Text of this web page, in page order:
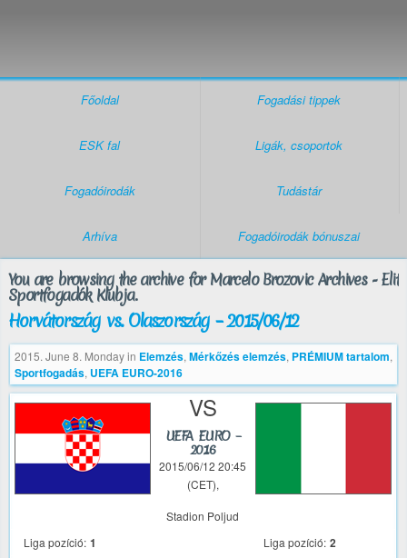
Főoldal Fogadási tippek
ESK fal Ligák, csoportok
Fogadóirodák Tudástár
Arhíva Fogadóirodák bónuszai
You are browsing the archive for Marcelo Brozovic Archives - Elit
Sportfogadók Klubja.
Horvátország vs. Olaszország – 2015/06/12
2015. June 8. Mondayin Elemzés, Mérkőzés elemzés, PRÉMIUM tartalom,
Sportfogadás, UEFA EURO-2016
VS
UEFA EURO –
2016
2015/06/12 20:45
(CET),
Stadion Poljud
Liga pozíció: 1 Liga pozíció: 2